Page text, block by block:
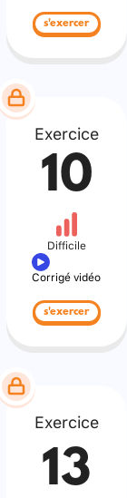
s'exercer
Exercice
10
Difficile
Corrigé vidéo
s'exercer
Exercice
13